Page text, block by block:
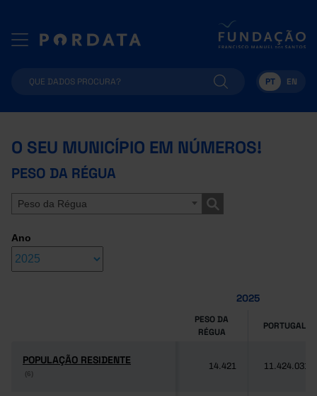
PT EN
O SEU MUNICÍPIO EM NÚMEROS!
PESO DA RÉGUA
Peso da Régua
Ano
2025
PESO DA
RÉGUA
PORTUGAL
POPULAÇÃO RESIDENTE
(6)
POPULAÇÃO RESIDENTE
(6)
14.421 11.424.031